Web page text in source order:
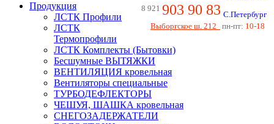
8 921 903 90 83 С.Петербург
Выборгское ш. 212
пн-пт: 10-18
Продукция
ЛСТК Профили
ЛСТК
Термопрофили
ЛСТК Комплекты (Бытовки)
Бесшумные ВЫТЯЖКИ
ВЕНТИЛЯЦИЯ кровельная
Вентиляторы специальные
ТУРБОДЕФЛЕКТОРЫ
ЧЕШУЯ, ШАШКА кровельная
СНЕГОЗАДЕРЖАТЕЛИ